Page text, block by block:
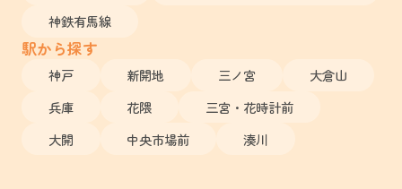
神鉄有馬線
駅から探す
神戸 新開地 三ノ宮
大倉山
兵庫
花隈
三宮・花時計前
大開
中央市場前 湊川